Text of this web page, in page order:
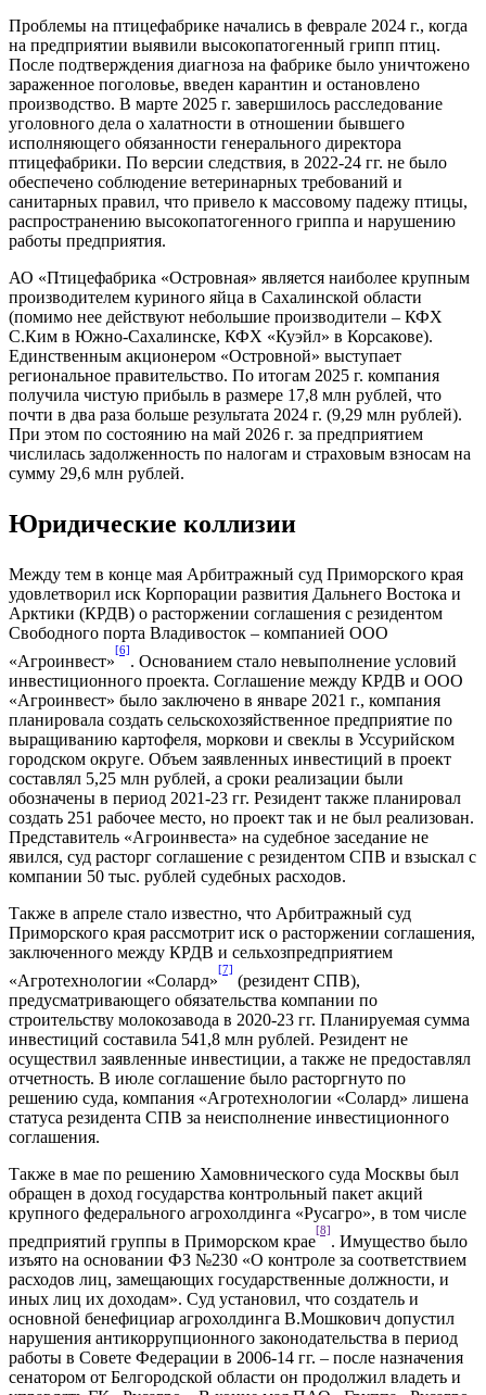
Проблемы на птицефабрике начались в феврале 2024 г., когда
на предприятии выявили высокопатогенный грипп птиц.
После подтверждения диагноза на фабрике было уничтожено
зараженное поголовье, введен карантин и остановлено
производство. В марте 2025 г. завершилось расследование
уголовного дела о халатности в отношении бывшего
исполняющего обязанности генерального директора
птицефабрики. По версии следствия, в 2022-24 гг. не было
обеспечено соблюдение ветеринарных требований и
санитарных правил, что привело к массовому падежу птицы,
распространению высокопатогенного гриппа и нарушению
работы предприятия.
АО «Птицефабрика «Островная» является наиболее крупным
производителем куриного яйца в Сахалинской области
(помимо нее действуют небольшие производители – КФХ
С.Ким в Южно-Сахалинске, КФХ «Куэйл» в Корсакове).
Единственным акционером «Островной» выступает
региональное правительство. По итогам 2025 г. компания
получила чистую прибыль в размере 17,8 млн рублей, что
почти в два раза больше результата 2024 г. (9,29 млн рублей).
При этом по состоянию на май 2026 г. за предприятием
числилась задолженность по налогам и страховым взносам на
сумму 29,6 млн рублей.
Юридические коллизии
Между тем в конце мая Арбитражный суд Приморского края
удовлетворил иск Корпорации развития Дальнего Востока и
Арктики (КРДВ) о расторжении соглашения с резидентом
Свободного порта Владивосток – компанией ООО
«Агроинвест»
[6]
. Основанием стало невыполнение условий
инвестиционного проекта. Соглашение между КРДВ и ООО
«Агроинвест» было заключено в январе 2021 г., компания
планировала создать сельскохозяйственное предприятие по
выращиванию картофеля, моркови и свеклы в Уссурийском
городском округе. Объем заявленных инвестиций в проект
составлял 5,25 млн рублей, а сроки реализации были
обозначены в период 2021-23 гг. Резидент также планировал
создать 251 рабочее место, но проект так и не был реализован.
Представитель «Агроинвеста» на судебное заседание не
явился, суд расторг соглашение с резидентом СПВ и взыскал с
компании 50 тыс. рублей судебных расходов.
Также в апреле стало известно, что Арбитражный суд
Приморского края рассмотрит иск о расторжении соглашения,
заключенного между КРДВ и сельхозпредприятием
«Агротехнологии «Солард»
[7]
(резидент СПВ),
предусматривающего обязательства компании по
строительству молокозавода в 2020-23 гг. Планируемая сумма
инвестиций составила 541,8 млн рублей. Резидент не
осуществил заявленные инвестиции, а также не предоставлял
отчетность. В июле соглашение было расторгнуто по
решению суда, компания «Агротехнологии «Солард» лишена
статуса резидента СПВ за неисполнение инвестиционного
соглашения.
Также в мае по решению Хамовнического суда Москвы был
обращен в доход государства контрольный пакет акций
крупного федерального агрохолдинга «Русагро», в том числе
предприятий группы в Приморском крае
[8]
. Имущество было
изъято на основании ФЗ №230 «О контроле за соответствием
расходов лиц, замещающих государственные должности, и
иных лиц их доходам». Суд установил, что создатель и
основной бенефициар агрохолдинга В.Мошкович допустил
нарушения антикоррупционного законодательства в период
работы в Совете Федерации в 2006-14 гг. – после назначения
сенатором от Белгородской области он продолжил владеть и